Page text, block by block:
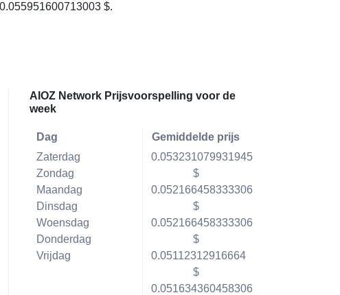
$.
AIOZ Network Prijsvoorspelling voor de
week
Dag
Zaterdag
Zondag
Maandag
Dinsdag
Woensdag
Donderdag
Vrijdag
Gemiddelde prijs
0.053231079931945
$
0.052166458333306
$
0.052166458333306
$
0.05112312916664
$
0.051634360458306